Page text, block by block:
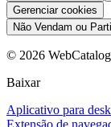
Gerenciar cookies
Não Vendam ou
© 2026
Baixar
Aplicativo para
Extensão de